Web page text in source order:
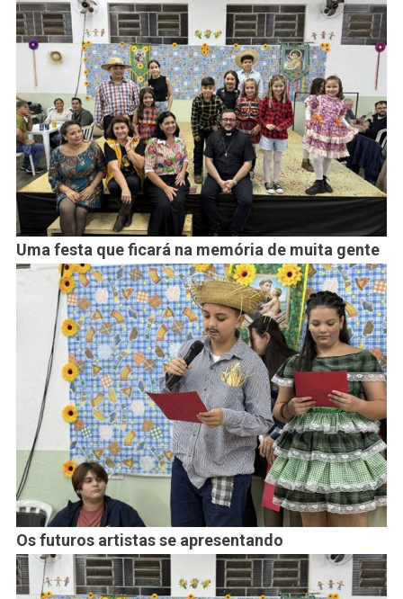
Uma festa que ficará na memória de muita gente
Os futuros artistas se apresentando